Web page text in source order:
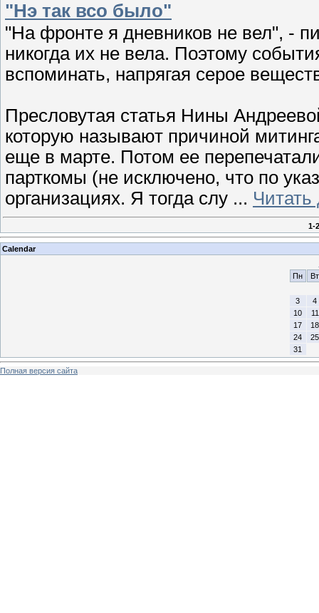
"Нэ так всо было"
"На фронте я дневников не вел", -
никогда их не вела. Поэтому
вспоминать, напрягая серое
Пресловутая статья Нины
которую называют причиной
еще в марте. Потом ее
парткомы (не исключено, что по
организациях. Я тогда слу ...
1-
Calendar
Пн
Вт
3
4
10
11
17
18
24
25
31
Полная версия сайта